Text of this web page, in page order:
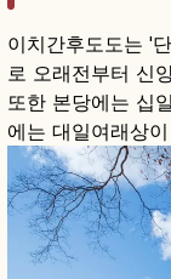
이치간후도도는 '
로 오래전부터 신
또한 본당에는 십
에는 대일여래상